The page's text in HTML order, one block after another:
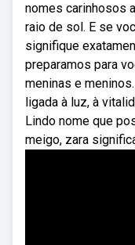
nomes carinhosos
raio de sol. E se
signifique
preparamos para
meninas e
ligada à luz, à
Lindo nome que
meigo, zara